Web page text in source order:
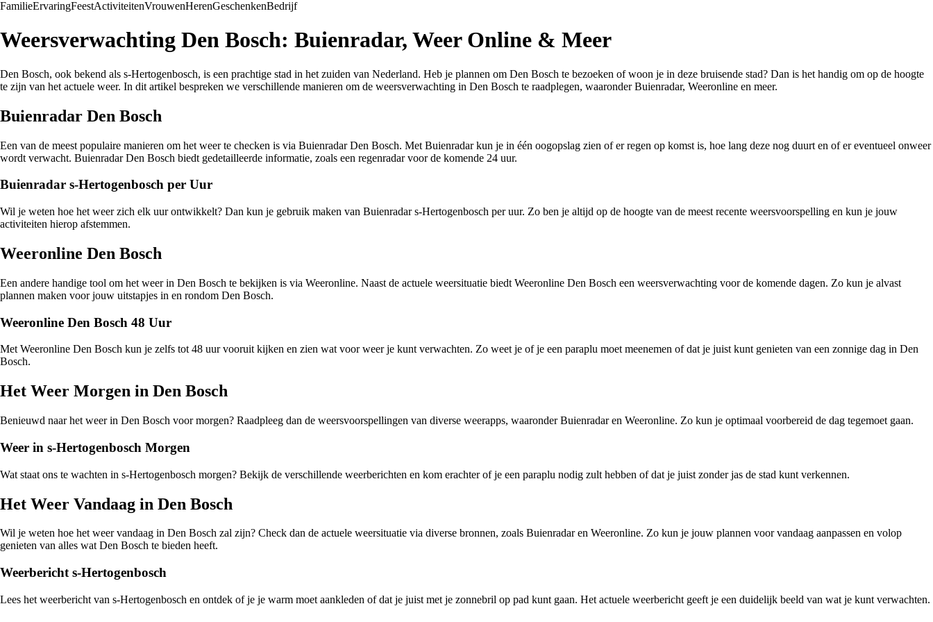
FamilieErvaringFeestActiviteitenVrouwenHerenGeschenkenBedrijf
Weersverwachting Den Bosch: Buienradar, Weer Online & Meer
Den Bosch, ook bekend als s-Hertogenbosch, is een prachtige stad in het zuiden van Nederland. Heb je plannen om Den Bosch te bezoeken of woon je in deze bruisende stad? Dan is het handig om op de hoogte
te zijn van het actuele weer. In dit artikel bespreken we verschillende manieren om de weersverwachting in Den Bosch te raadplegen, waaronder Buienradar, Weeronline en meer.
Buienradar Den Bosch
Een van de meest populaire manieren om het weer te checken is via Buienradar Den Bosch. Met Buienradar kun je in één oogopslag zien of er regen op komst is, hoe lang deze nog duurt en of er eventueel onweer
wordt verwacht. Buienradar Den Bosch biedt gedetailleerde informatie, zoals een regenradar voor de komende 24 uur.
Buienradar s-Hertogenbosch per Uur
Wil je weten hoe het weer zich elk uur ontwikkelt? Dan kun je gebruik maken van Buienradar s-Hertogenbosch per uur. Zo ben je altijd op de hoogte van de meest recente weersvoorspelling en kun je jouw
activiteiten hierop afstemmen.
Weeronline Den Bosch
Een andere handige tool om het weer in Den Bosch te bekijken is via Weeronline. Naast de actuele weersituatie biedt Weeronline Den Bosch een weersverwachting voor de komende dagen. Zo kun je alvast
plannen maken voor jouw uitstapjes in en rondom Den Bosch.
Weeronline Den Bosch 48 Uur
Met Weeronline Den Bosch kun je zelfs tot 48 uur vooruit kijken en zien wat voor weer je kunt verwachten. Zo weet je of je een paraplu moet meenemen of dat je juist kunt genieten van een zonnige dag in Den
Bosch.
Het Weer Morgen in Den Bosch
Benieuwd naar het weer in Den Bosch voor morgen? Raadpleeg dan de weersvoorspellingen van diverse weerapps, waaronder Buienradar en Weeronline. Zo kun je optimaal voorbereid de dag tegemoet gaan.
Weer in s-Hertogenbosch Morgen
Wat staat ons te wachten in s-Hertogenbosch morgen? Bekijk de verschillende weerberichten en kom erachter of je een paraplu nodig zult hebben of dat je juist zonder jas de stad kunt verkennen.
Het Weer Vandaag in Den Bosch
Wil je weten hoe het weer vandaag in Den Bosch zal zijn? Check dan de actuele weersituatie via diverse bronnen, zoals Buienradar en Weeronline. Zo kun je jouw plannen voor vandaag aanpassen en volop
genieten van alles wat Den Bosch te bieden heeft.
Weerbericht s-Hertogenbosch
Lees het weerbericht van s-Hertogenbosch en ontdek of je je warm moet aankleden of dat je juist met je zonnebril op pad kunt gaan. Het actuele weerbericht geeft je een duidelijk beeld van wat je kunt verwachten.